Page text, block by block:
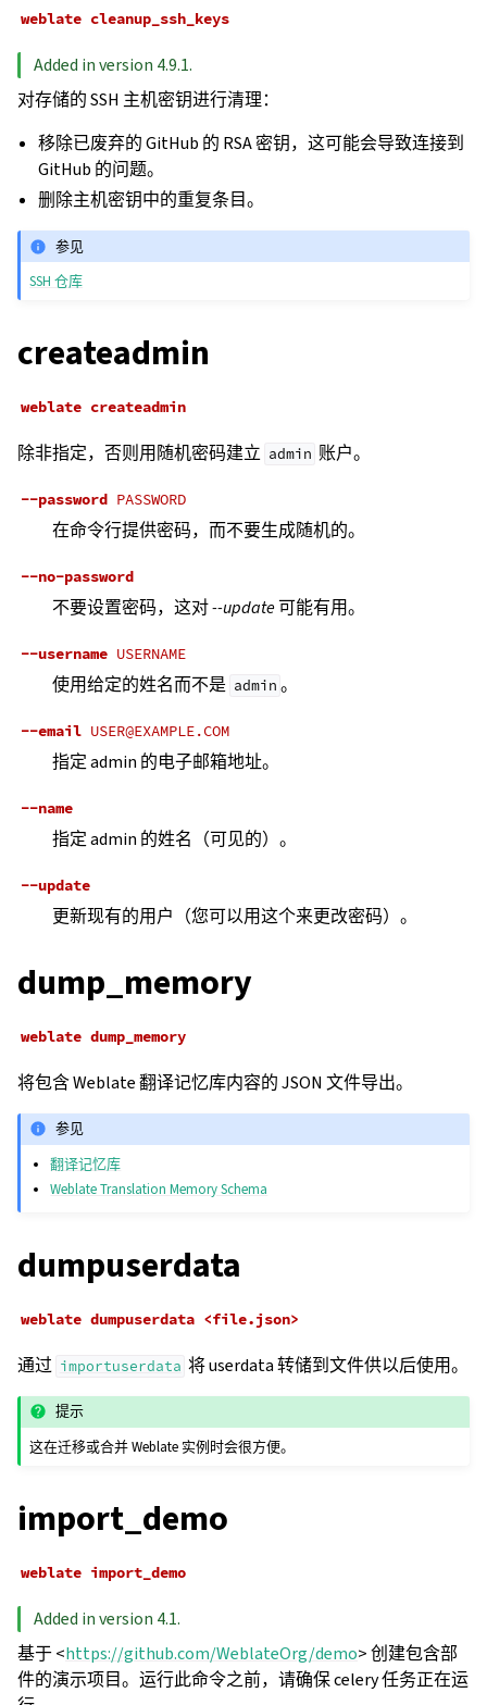
weblate cleanup_ssh_keys
Added in version 4.9.1.
对存储的 SSH 主机密钥进行清理：
移除已废弃的 GitHub 的 RSA 密钥，这可能会导致连接到
GitHub 的问题。
删除主机密钥中的重复条目。
参见
SSH 仓库
createadmin
weblate createadmin
除非指定，否则用随机密码建立 admin 账户。
--password PASSWORD
在命令行提供密码，而不要生成随机的。
--no-password
不要设置密码，这对--update可能有用。
--username USERNAME
使用给定的姓名而不是 admin 。
--email USER@EXAMPLE.COM
指定 admin 的电子邮箱地址。
--name
指定 admin 的姓名（可见的）。
--update
更新现有的用户（您可以用这个来更改密码）。
dump_memory
weblate dump_memory
将包含 Weblate 翻译记忆库内容的 JSON 文件导出。
参见
翻译记忆库
Weblate Translation Memory Schema
dumpuserdata
weblate dumpuserdata <file.json>
通过 importuserdata 将 userdata 转储到文件供以后使用。
提示
这在迁移或合并 Weblate 实例时会很方便。
import_demo
weblate import_demo
Added in version 4.1.
基于 <https://github.com/WeblateOrg/demo> 创建包含部
件的演示项目。运行此命令之前，请确保 celery 任务正在运